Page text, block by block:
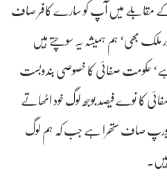
مقابلے میں آپ کو سارے کافر صاف
بھی‘ ہم ہمیشہ یہ سوچتے ہیں
حکومت صفائی کا خصوصی بندوبست
کا نوے فیصد بوجھ لوگ خود اٹھاتے
یورپ صاف ستھرا ہے جب کہ ہم لوگ